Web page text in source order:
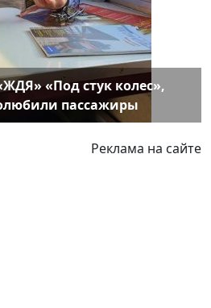
«Под стук колес»,
пассажиры
Реклама на сайте